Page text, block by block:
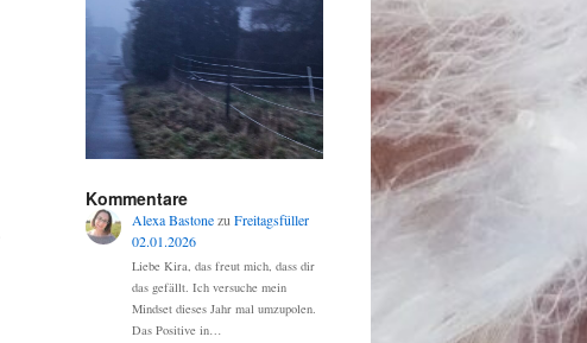
Kommentare
Alexa Bastonezu Freitagsfüller
02.01.2026
Liebe Kira, das freut mich, dass dir
das gefällt. Ich versuche mein
Mindset dieses Jahr mal umzupolen.
Das Positive in…